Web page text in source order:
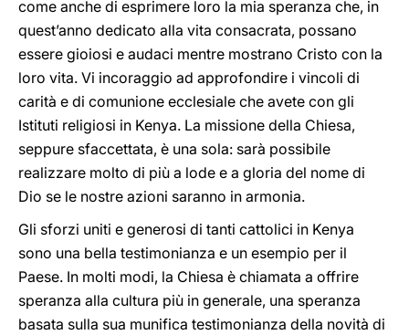
come anche di esprimere loro la mia speranza che, in
quest’anno dedicato alla vita consacrata, possano
essere gioiosi e audaci mentre mostrano Cristo con la
loro vita. Vi incoraggio ad approfondire i vincoli di
carità e di comunione ecclesiale che avete con gli
Istituti religiosi in Kenya. La missione della Chiesa,
seppure sfaccettata, è una sola: sarà possibile
realizzare molto di più a lode e a gloria del nome di
Dio se le nostre azioni saranno in armonia.
Gli sforzi uniti e generosi di tanti cattolici in Kenya
sono una bella testimonianza e un esempio per il
Paese. In molti modi, la Chiesa è chiamata a offrire
speranza alla cultura più in generale, una speranza
basata sulla sua munifica testimonianza della novità di